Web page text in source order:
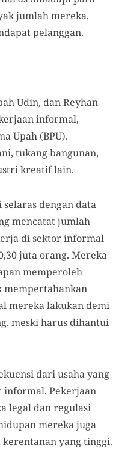
jumlah mereka,
pelanggan.
Udin, dan Reyhan
informal,
Upah (BPU).
tukang bangunan,
kreatif lain.
dengan data
mencatat jumlah
di sektor informal
juta orang. Mereka
memperoleh
mempertahankan
mereka lakukan demi
meski harus dihantui
dari usaha yang
informal. Pekerjaan
legal dan regulasi
mereka juga
yang tinggi.